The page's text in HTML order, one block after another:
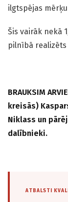
ilgtspējas
Šis vairāk nekā
pilnībā
BRAUKSIM
kreisās)
Niklass un
dalībnieki.
ATBALSTI